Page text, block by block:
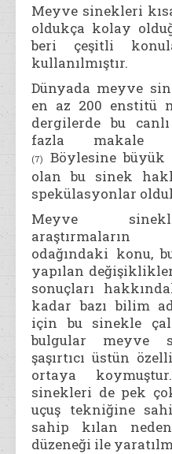
Meyve sinekleri
oldukça kolay
beri çeşitli
kullanılmıştır.
Dünyada meyve
en az 200 enstitü
dergilerde bu
fazla makale
(7)
Böylesine
olan bu sinek
spekülasyonlar
Meyve
odağındaki konu,
yapılan
sonuçları
kadar bazı bilim
için bu sinekle
bulgular meyve
şaşırtıcı üstün
ortaya
sinekleri de pek
uçuş tekniğine
sahip kılan
düzeneği ile